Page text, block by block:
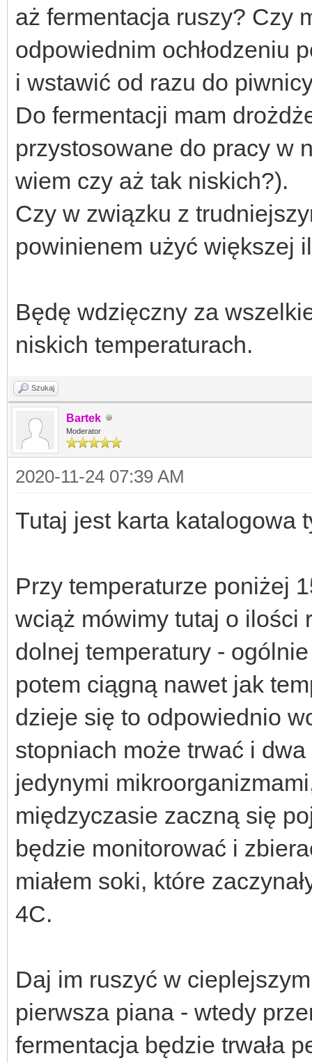
aż fermentacja ruszy? Czy
odpowiednim ochłodzeniu
i wstawić od razu do
Do fermentacji mam
przystosowane do pracy w
wiem czy aż tak niskich?).
Czy w związku z
powinienem użyć większej
Będę wdzięczny za
niskich temperaturach.
Szukaj
Bartek
Moderator
2020-11-24 07:39 AM
Tutaj jest karta katalogowa
Przy temperaturze poniżej
wciąż mówimy tutaj o ilości
dolnej temperatury -
potem ciągną nawet jak
dzieje się to odpowiednio
stopniach może trwać i
jedynymi
międzyczasie zaczną się
będzie monitorować i
miałem soki, które
4C.
Daj im ruszyć w
pierwsza piana - wtedy
fermentacja będzie trwała